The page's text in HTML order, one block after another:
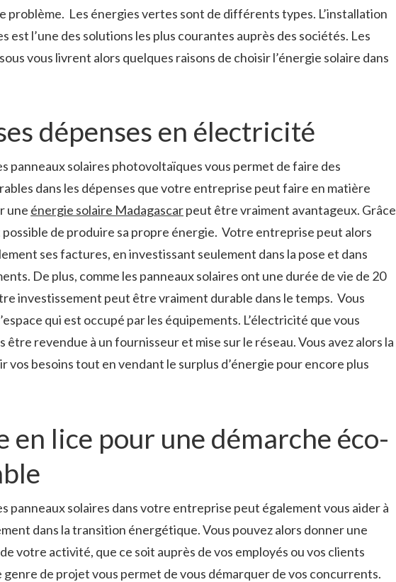
problème. Les énergies vertes sont de différents types. L’installation
est l’une des solutions les plus courantes auprès des sociétés. Les
vous livrent alors quelques raisons de choisir l’énergie solaire dans
dépenses en électricité
panneaux solaires photovoltaïques vous permet de faire des
dans les dépenses que votre entreprise peut faire en matière
une énergie solaire Madagascarpeut être vraiment avantageux. Grâce
possible de produire sa propre énergie. Votre entreprise peut alors
ses factures, en investissant seulement dans la pose et dans
De plus, comme les panneaux solaires ont une durée de vie de 20
investissement peut être vraiment durable dans le temps. Vous
qui est occupé par les équipements. L’électricité que vous
être revendue à un fournisseur et mise sur le réseau. Vous avez alors la
vos besoins tout en vendant le surplus d’énergie pour encore plus
en lice pour une démarche éco-
panneaux solaires dans votre entreprise peut également vous aider à
dans la transition énergétique. Vous pouvez alors donner une
votre activité, que ce soit auprès de vos employés ou vos clients
genre de projet vous permet de vous démarquer de vos concurrents.